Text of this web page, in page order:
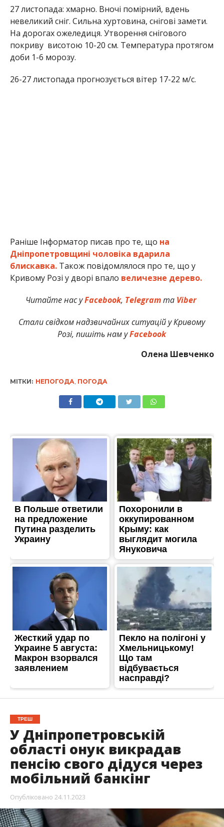
27 листопада: хмарно. Вночі помірний, вдень
невеликий сніг. Сильна хуртовина, снігові замети.
На дорогах ожеледиця. Утворення снігового
покриву висотою 10-20 см. Температура протягом
доби 1-6 морозу.
26-27 листопада прогнозується вітер 17-22 м/с.
Раніше Інформатор писав про те, що на
Дніпропетровщині чоловіка вдарила
блискавка.Також повідомлялося про те, що у
Кривому Розі у дворі впало величезне дерево.
Читайте нас уFacebook, Telegramта Viber
Стали свідком надзвичайних ситуацій у Кривому
Розі, пишіть нам уFacebook
Олена Шевченко
МІТКИ: НЕПОГОДА, ПОГОДА
ТРЕШ
У Дніпропетровській
області онук викрадав
пенсію свого дідуся через
мобільний банкінг
Опубліковано 24.11.2023